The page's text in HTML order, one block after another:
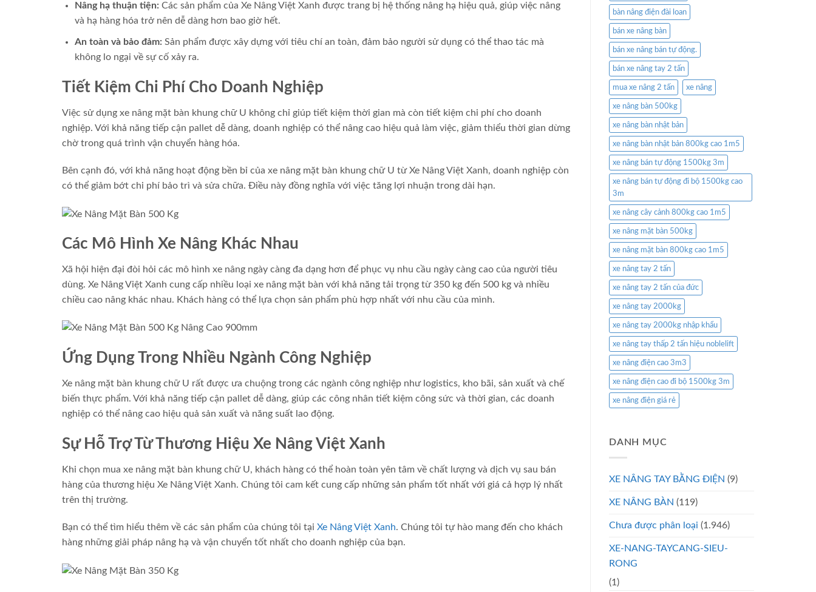
Nâng hạ thuận tiện: Các sản phẩm của Xe Nâng Việt Xanh được trang bị hệ thống nâng hạ hiệu quả, giúp việc nâng
và hạ hàng hóa trở nên dễ dàng hơn bao giờ hết.
An toàn và bảo đảm: Sản phẩm được xây dựng với tiêu chí an toàn, đảm bảo người sử dụng có thể thao tác mà
không lo ngại về sự cố xảy ra.
Tiết Kiệm Chi Phí Cho Doanh Nghiệp
Việc sử dụng xe nâng mặt bàn khung chữ U không chỉ giúp tiết kiệm thời gian mà còn tiết kiệm chi phí cho doanh
nghiệp. Với khả năng tiếp cận pallet dễ dàng, doanh nghiệp có thể nâng cao hiệu quả làm việc, giảm thiểu thời gian dừng
chờ trong quá trình vận chuyển hàng hóa.
Bên cạnh đó, với khả năng hoạt động bền bỉ của xe nâng mặt bàn khung chữ U từ Xe Nâng Việt Xanh, doanh nghiệp còn
có thể giảm bớt chi phí bảo trì và sửa chữa. Điều này đồng nghĩa với việc tăng lợi nhuận trong dài hạn.
Các Mô Hình Xe Nâng Khác Nhau
Xã hội hiện đại đòi hỏi các mô hình xe nâng ngày càng đa dạng hơn để phục vụ nhu cầu ngày càng cao của người tiêu
dùng. Xe Nâng Việt Xanh cung cấp nhiều loại xe nâng mặt bàn với khả năng tải trọng từ 350 kg đến 500 kg và nhiều
chiều cao nâng khác nhau. Khách hàng có thể lựa chọn sản phẩm phù hợp nhất với nhu cầu của mình.
Ứng Dụng Trong Nhiều Ngành Công Nghiệp
Xe nâng mặt bàn khung chữ U rất được ưa chuộng trong các ngành công nghiệp như logistics, kho bãi, sản xuất và chế
biến thực phẩm. Với khả năng tiếp cận pallet dễ dàng, giúp các công nhân tiết kiệm công sức và thời gian, các doanh
nghiệp có thể nâng cao hiệu quả sản xuất và năng suất lao động.
Sự Hỗ Trợ Từ Thương Hiệu Xe Nâng Việt Xanh
Khi chọn mua xe nâng mặt bàn khung chữ U, khách hàng có thể hoàn toàn yên tâm về chất lượng và dịch vụ sau bán
hàng của thương hiệu Xe Nâng Việt Xanh. Chúng tôi cam kết cung cấp những sản phẩm tốt nhất với giá cả hợp lý nhất
trên thị trường.
Bạn có thể tìm hiểu thêm về các sản phẩm của chúng tôi tại Xe Nâng Việt Xanh. Chúng tôi tự hào mang đến cho khách
hàng những giải pháp nâng hạ và vận chuyển tốt nhất cho doanh nghiệp của bạn.
bàn nâng điện đài loan
bán xe nâng bàn
bán xe nâng bán tự động.
bán xe nâng tay 2 tấn
mua xe nâng 2 tấn xe nâng
xe nâng bàn 500kg
xe nâng bàn nhật bản
xe nâng bàn nhật bản 800kg cao 1m5
xe nâng bán tự động 1500kg 3m
xe nâng bán tự động đi bộ 1500kg cao
3m
xe nâng cây cảnh 800kg cao 1m5
xe nâng mặt bàn 500kg
xe nâng mặt bàn 800kg cao 1m5
xe nâng tay 2 tấn
xe nâng tay 2 tấn của đức
xe nâng tay 2000kg
xe nâng tay 2000kg nhập khẩu
xe nâng tay thấp 2 tấn hiệu noblelift
xe nâng điện cao 3m3
xe nâng điện cao đi bộ 1500kg 3m
xe nâng điện giá rẻ
DANH MỤC
XE NÂNG TAY BẰNG ĐIỆN (9)
XE NÂNG BÀN (119)
Chưa được phân loại (1.946)
XE-NANG-TAYCANG-SIEU-
RONG
(1)